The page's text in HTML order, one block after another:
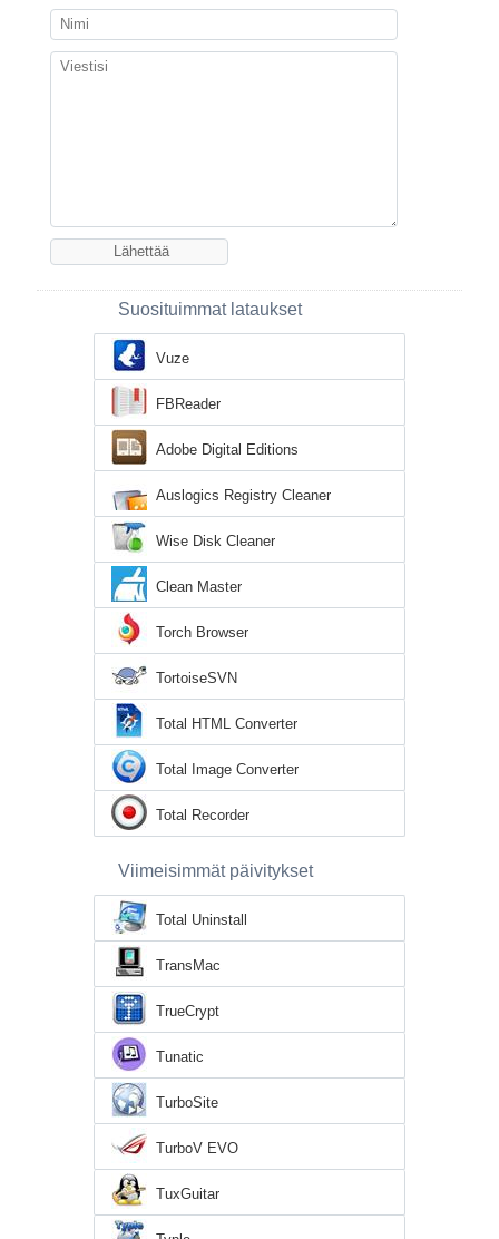
Suosituimmat lataukset
Vuze
FBReader
Adobe Digital Editions
Auslogics Registry Cleaner
Wise Disk Cleaner
Clean Master
Torch Browser
TortoiseSVN
Total HTML Converter
Total Image Converter
Total Recorder
Viimeisimmät päivitykset
Total Uninstall
TransMac
TrueCrypt
Tunatic
TurboSite
TurboV EVO
TuxGuitar